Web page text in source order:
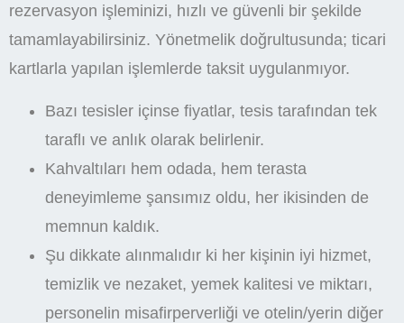
rezervasyon işleminizi, hızlı ve güvenli bir şekilde
tamamlayabilirsiniz. Yönetmelik doğrultusunda; ticari
kartlarla yapılan işlemlerde taksit uygulanmıyor.
Bazı tesisler içinse fiyatlar, tesis tarafından tek
taraflı ve anlık olarak belirlenir.
Kahvaltıları hem odada, hem terasta
deneyimleme şansımız oldu, her ikisinden de
memnun kaldık.
Şu dikkate alınmalıdır ki her kişinin iyi hizmet,
temizlik ve nezaket, yemek kalitesi ve miktarı,
personelin misafirperverliği ve otelin/yerin diğer